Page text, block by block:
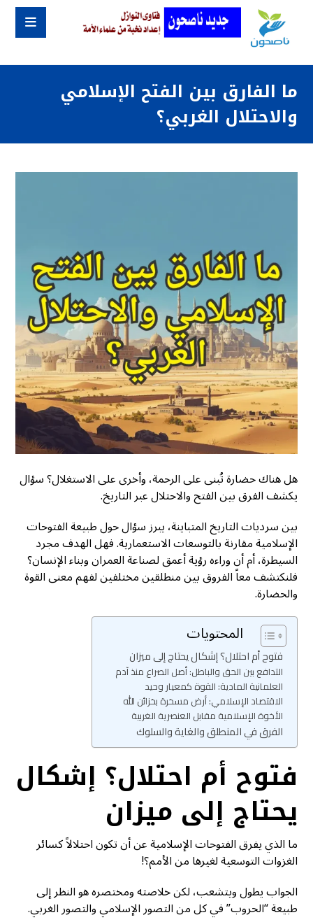
ما الفارق بين الفتح الإسلامي
والاحتلال الغربي؟
هل هناك حضارة تُبنى على الرحمة، وأخرى على الاستغلال؟ سؤال
يكشف الفرق بين الفتح والاحتلال عبر التاريخ.
بين سرديات التاريخ المتباينة، يبرز سؤال حول طبيعة الفتوحات
الإسلامية مقارنة بالتوسعات الاستعمارية. فهل الهدف مجرد
السيطرة، أم أن وراءه رؤية أعمق لصناعة العمران وبناء الإنسان؟
فلنكتشف معاً الفروق بين منطلقين مختلفين لفهم معنى القوة
والحضارة.
المحتويات
فتوح أم احتلال؟ إشكال يحتاج إلى ميزان
التدافع بين الحق والباطل: أصل الصراع منذ آدم
العلمانية المادية: القوة كمعيار وحيد
الاقتصاد الإسلامي: أرض مسخرة بخزائن الله
الأخوة الإسلامية مقابل العنصرية الغربية
الفرق في المنطلق والغاية والسلوك
فتوح أم احتلال؟ إشكال
يحتاج إلى ميزان
ما الذي يفرق الفتوحات الإسلامية عن أن تكون احتلالاً كسائر
الغزوات التوسعية لغيرها من الأمم؟!
الجواب يطول ويتشعب، لكن خلاصته ومختصره هو النظر إلى
طبيعة “الحروب” في كل من التصور الإسلامي والتصور الغربي.